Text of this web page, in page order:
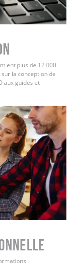
plus de 12 000
la conception de
aux guides et